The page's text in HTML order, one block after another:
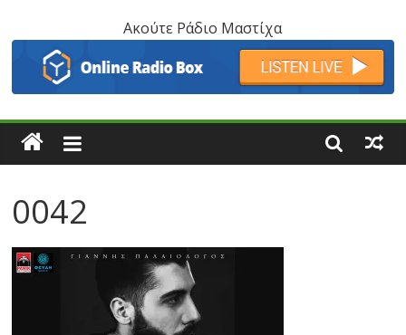
Ακούτε Ράδιο Μαστίχα
0042